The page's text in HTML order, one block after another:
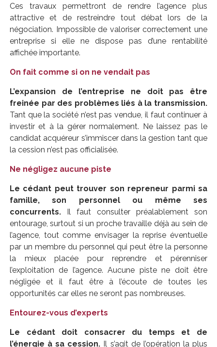
Ces travaux permettront de rendre l’agence plus
attractive et de restreindre tout débat lors de la
négociation. Impossible de valoriser correctement une
entreprise si elle ne dispose pas d’une rentabilité
affichée importante.
On fait comme si on ne vendait pas
L’expansion de l’entreprise ne doit pas être
freinée par des problèmes liés à la transmission.
Tant que la société n’est pas vendue, il faut continuer à
investir et à la gérer normalement. Ne laissez pas le
candidat acquéreur s’immiscer dans la gestion tant que
la cession n’est pas officialisée.
Ne négligez aucune piste
Le cédant peut trouver son repreneur parmi sa
famille, son personnel ou même ses
concurrents. Il faut consulter préalablement son
entourage, surtout si un proche travaille déjà au sein de
l’agence, tout comme envisager la reprise éventuelle
par un membre du personnel qui peut être la personne
la mieux placée pour reprendre et pérenniser
l’exploitation de l’agence. Aucune piste ne doit être
négligée et il faut être à l’écoute de toutes les
opportunités car elles ne seront pas nombreuses.
Entourez-vous d’experts
Le cédant doit consacrer du temps et de
l’énergie à sa cession. Il s’agit de l’opération la plus